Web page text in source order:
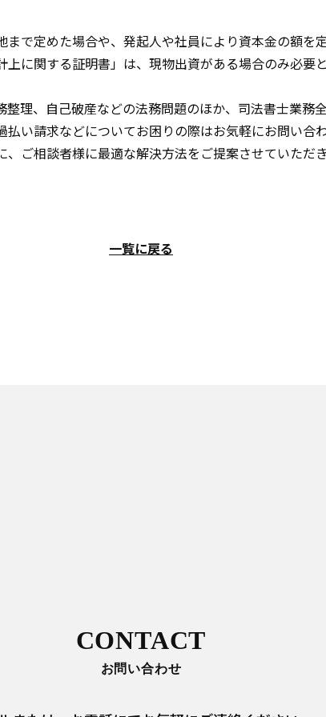
で定めた場合や、発起人や社員により資本金の額を
に関する証明書」は、現物出資がある場合のみ必要と
理、自己破産などの法務問題のほか、司法書士業務
い請求などについてお困りの際はお気軽にお問い合
ご相談者様に最適な解決方法をご提案させていただき
一覧に戻る
CONTACT
お問い合わせ